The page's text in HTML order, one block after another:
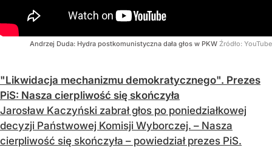
Andrzej Duda: Hydra postkomunistyczna dała głos w PKW Źródło: YouTube
"Likwidacja mechanizmu demokratycznego". Prezes
PiS: Nasza cierpliwość się skończyła
Jarosław Kaczyński zabrał głos po poniedziałkowej
decyzji Państwowej Komisji Wyborczej. – Nasza
cierpliwość się skończyła – powiedział prezes PiS.